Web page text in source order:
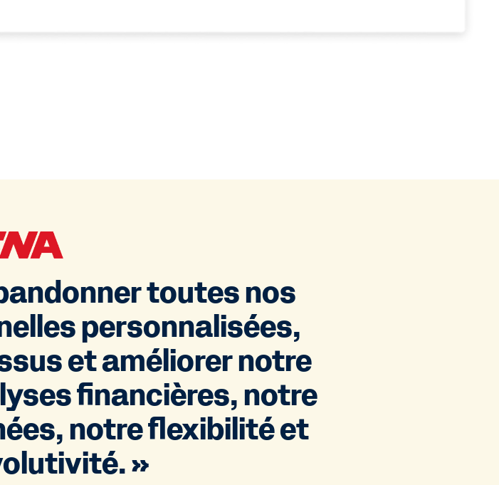
toutes nos
personnalisées,
et améliorer notre
financières, notre
notre flexibilité et
»